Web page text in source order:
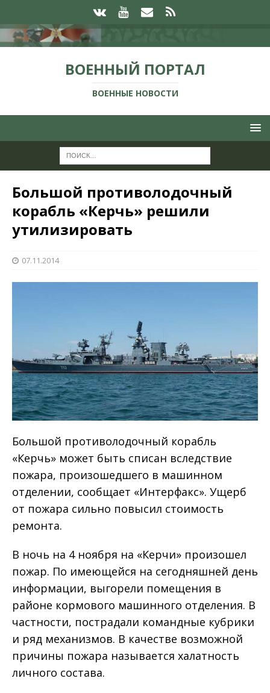
ВОЕННЫЙ ПОРТАЛ
ВОЕННЫЕ НОВОСТИ
Большой противолодочный
корабль «Керчь» решили
утилизировать
07.11.2014
Большой противолодочный корабль
«Керчь» может быть списан вследствие
пожара, произошедшего в машинном
отделении, сообщает «Интерфакс». Ущерб
от пожара сильно повысил стоимость
ремонта.
В ночь на 4 ноября на «Керчи» произошел
пожар. По имеющейся на сегодняшней день
информации, выгорели помещения в
районе кормового машинного отделения. В
частности, пострадали командные кубрики
и ряд механизмов. В качестве возможной
причины пожара называется халатность
личного состава.